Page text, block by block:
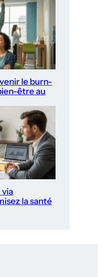
le burn-
être au
via
la santé